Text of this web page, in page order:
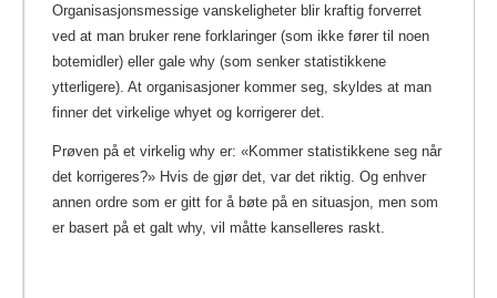
Organisasjonsmessige vanskeligheter blir kraftig forverret
ved at man bruker rene forklaringer (som ikke fører til noen
botemidler) eller gale why (som senker statistikkene
ytterligere). At organisasjoner kommer seg, skyldes at man
finner det virkelige whyet og korrigerer det.
Prøven på et virkelig why er: «Kommer statistikkene seg når
det korrigeres?» Hvis de gjør det, var det riktig. Og enhver
annen ordre som er gitt for å bøte på en situasjon, men som
er basert på et galt why, vil måtte kanselleres raskt.